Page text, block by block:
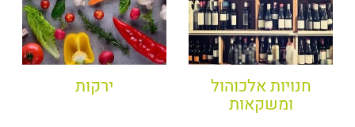
חנויות אלכוהול
ומשקאות
ירקות